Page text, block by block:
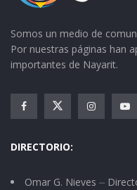
Somos un medio de
Por nuestras páginas han
importantes de Nayarit.
DIRECTORIO:
Omar G. Nieves ⏤